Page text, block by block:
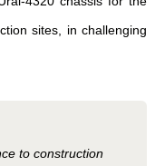
sites, in challenging
to construction